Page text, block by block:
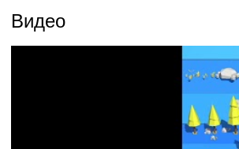
Видео